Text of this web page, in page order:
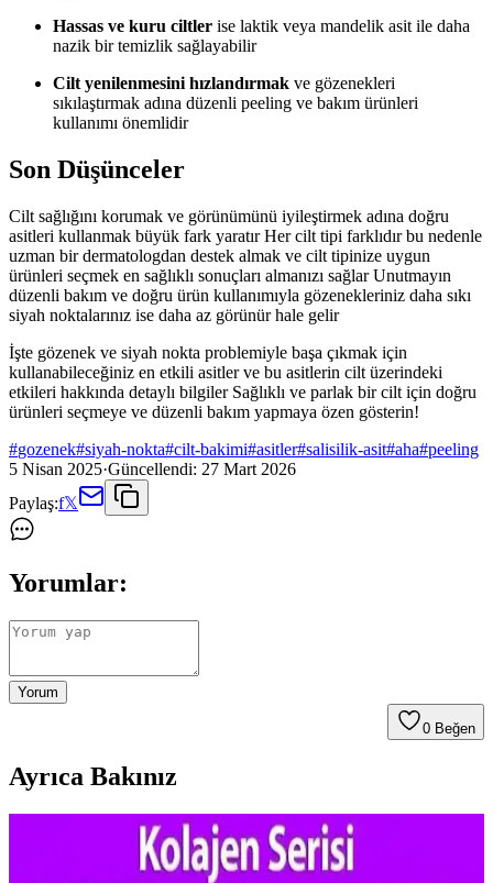
Hassas ve kuru ciltler ise laktik veya mandelik asit ile daha
nazik bir temizlik sağlayabilir
Cilt yenilenmesini hızlandırmak ve gözenekleri
sıkılaştırmak adına düzenli peeling ve bakım ürünleri
kullanımı önemlidir
Son Düşünceler
Cilt sağlığını korumak ve görünümünü iyileştirmek adına doğru
asitleri kullanmak büyük fark yaratır Her cilt tipi farklıdır bu nedenle
uzman bir dermatologdan destek almak ve cilt tipinize uygun
ürünleri seçmek en sağlıklı sonuçları almanızı sağlar Unutmayın
düzenli bakım ve doğru ürün kullanımıyla gözenekleriniz daha sıkı
siyah noktalarınız ise daha az görünür hale gelir
İşte gözenek ve siyah nokta problemiyle başa çıkmak için
kullanabileceğiniz en etkili asitler ve bu asitlerin cilt üzerindeki
etkileri hakkında detaylı bilgiler Sağlıklı ve parlak bir cilt için doğru
ürünleri seçmeye ve düzenli bakım yapmaya özen gösterin!
#gozenek#siyah-nokta#cilt-bakimi#asitler#salisilik-asit#aha#peeling
5 Nisan 2025·Güncellendi: 27 Mart 2026
Paylaş:f𝕏
Yorumlar:
Yorum
0 Beğen
Ayrıca Bakınız
Gözenek Görünümünü Azaltmak İçin Asya Güzellik
Ürünleri ve Bakım Yöntemleri